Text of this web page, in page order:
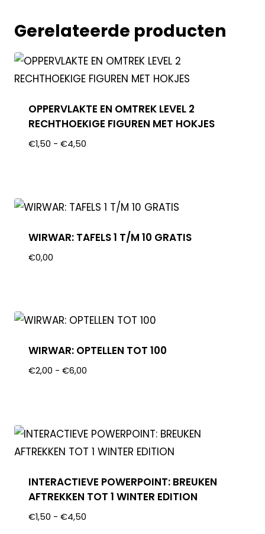
Gerelateerde producten
OPPERVLAKTE EN OMTREK LEVEL 2
RECHTHOEKIGE FIGUREN MET HOKJES
€1,50 - €4,50
WIRWAR: TAFELS 1 T/M 10 GRATIS
€0,00
WIRWAR: OPTELLEN TOT 100
€2,00 - €6,00
INTERACTIEVE POWERPOINT: BREUKEN
AFTREKKEN TOT 1 WINTER EDITION
€1,50 - €4,50